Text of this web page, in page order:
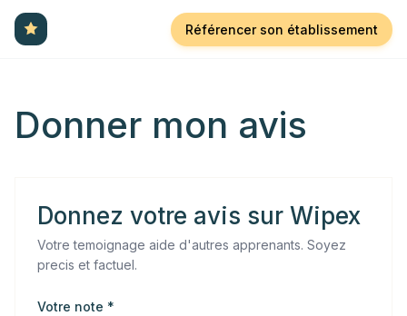
Référencer son établissement
Donner mon avis
Donnez votre avis sur Wipex
Votre temoignage aide d'autres apprenants. Soyez
precis et factuel.
Votre note *